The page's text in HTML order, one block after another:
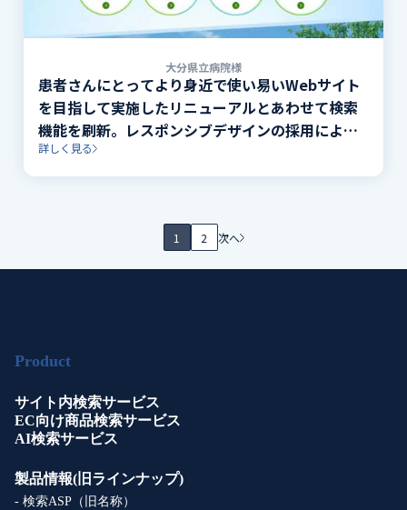
大分県立病院様
患者さんにとってより身近で使い易いWebサイト
を目指して実施したリニューアルとあわせて検索
機能を刷新。レスポンシブデザインの採用により
スマートフォンにも対応。
詳しく見る
1 2 次へ
Product
サイト内検索サービス
EC向け商品検索サービス
AI検索サービス
製品情報(旧ラインナップ)
- 検索ASP（旧名称）